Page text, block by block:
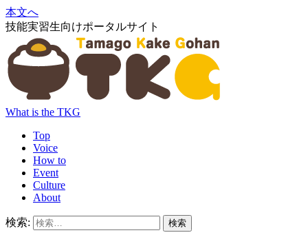
本文へ
技能実習生向けポータルサイト
What is the TKG
Top
Voice
How to
Event
Culture
About
検索: